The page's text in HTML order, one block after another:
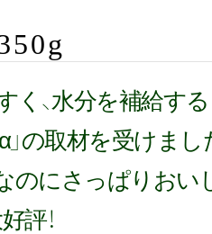
く、水分を補給する
の取材を受けまし
のにさっぱりおい
評！